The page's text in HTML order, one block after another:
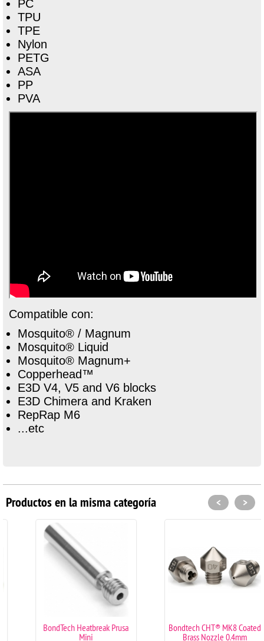
PC
TPU
TPE
Nylon
PETG
ASA
PP
PVA
Compatible con:
Mosquito® / Magnum
Mosquito® Liquid
Mosquito® Magnum+
Copperhead™
E3D V4, V5 and V6 blocks
E3D Chimera and Kraken
RepRap M6
...etc
Productos en la misma categoría
BondTech Heatbreak Prusa
Bondtech CHT® MK8 Coated
Brass Nozzle 0.4mm
< >